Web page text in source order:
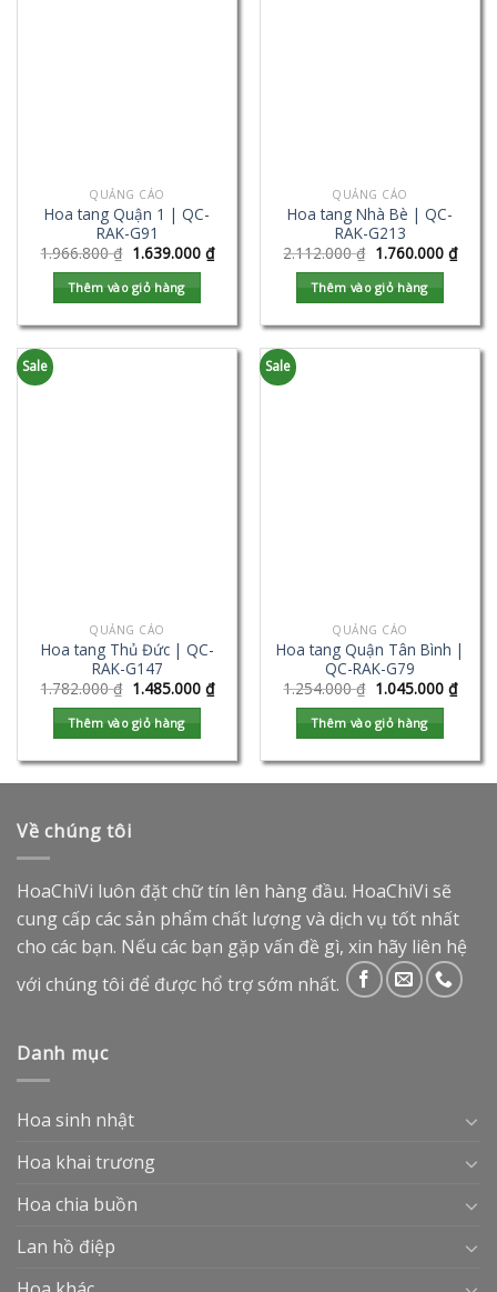
QUẢNG CÁO
Hoa tang Quận 1 | QC-
RAK-G91
1.966.800₫ 1.639.000 ₫
Thêm vào giỏ hàng
QUẢNG CÁO
Hoa tang Nhà Bè | QC-
RAK-G213
2.112.000₫ 1.760.000 ₫
Thêm vào giỏ hàng
Sale
QUẢNG CÁO
Hoa tang Thủ Đức | QC-
RAK-G147
1.782.000₫ 1.485.000 ₫
Thêm vào giỏ hàng
Sale
QUẢNG CÁO
Hoa tang Quận Tân Bình |
QC-RAK-G79
1.254.000₫ 1.045.000 ₫
Thêm vào giỏ hàng
Về chúng tôi
HoaChiVi luôn đặt chữ tín lên hàng đầu. HoaChiVi sẽ
cung cấp các sản phẩm chất lượng và dịch vụ tốt nhất
cho các bạn. Nếu các bạn gặp vấn đề gì, xin hãy liên hệ
với chúng tôi để được hổ trợ sớm nhất.
Danh mục
Hoa sinh nhật
Hoa khai trương
Hoa chia buồn
Lan hồ điệp